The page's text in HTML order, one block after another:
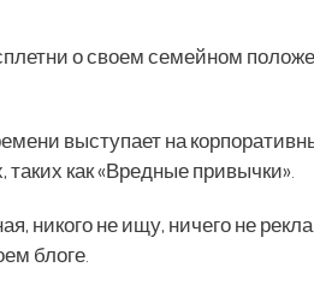
о своем семейном
выступает на
как «Вредные привычки».
никого не ищу, ничего не
блоге.